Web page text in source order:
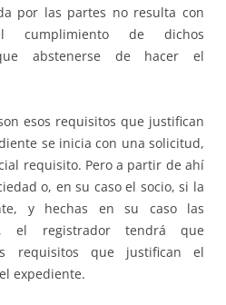
por las partes no resulta con
cumplimiento de dichos
abstenerse de hacer el
esos requisitos que justifican
se inicia con una solicitud,
requisito. Pero a partir de ahí
o, en su caso el socio, si la
y hechas en su caso las
el registrador tendrá que
requisitos que justifican el
expediente.